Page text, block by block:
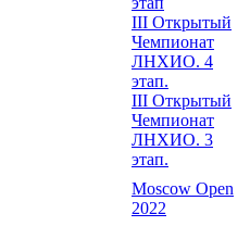
III Открытый
Чемпионат
ЛНХИО. 4
этап.
III Открытый
Чемпионат
ЛНХИО. 3
этап.
Moscow Open
2022